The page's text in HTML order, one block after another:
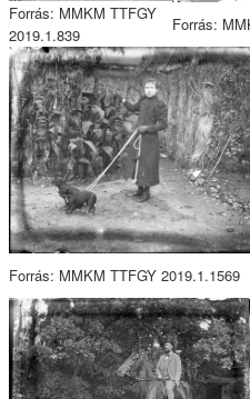
Forrás: MMKM TTFGY
2019.1.839
Forrás:
Forrás: MMKM TTFGY 2019.1.1569